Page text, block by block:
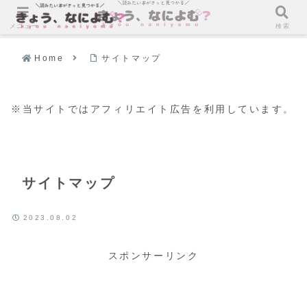
Home サイトマップ
サイトマップ
2023.08.02
※当サイトではアフィリエイト広告を利用しています。
スポンサーリンク
メニュー 検索